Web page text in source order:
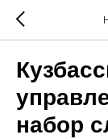
набор